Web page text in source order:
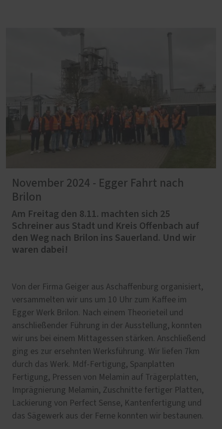
November 2024 - Egger Fahrt nach
Brilon
Am Freitag den 8.11. machten sich 25
Schreiner aus Stadt und Kreis Offenbach auf
den Weg nach Brilon ins Sauerland. Und wir
waren dabei!
Von der Firma Geiger aus Aschaffenburg organisiert,
versammelten wir uns um 10 Uhr zum Kaffee im
Egger Werk Brilon. Nach einem Theorieteil und
anschließender Führung in der Ausstellung, konnten
wir uns bei einem Mittagessen stärken. Anschließend
ging es zur ersehnten Werksführung. Wir liefen 7km
durch das Werk. Mdf-Fertigung, Spanplatten
Fertigung, Pressen von Melamin auf Trägerplatten,
Imprägnierung Melamin, Zuschnitte fertiger Platten,
Lackierung von Perfect Sense, Kantenfertigung und
das Sägewerk aus der Ferne konnten wir bestaunen.